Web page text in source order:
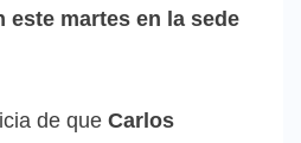
este martes en la sede
de que Carlos